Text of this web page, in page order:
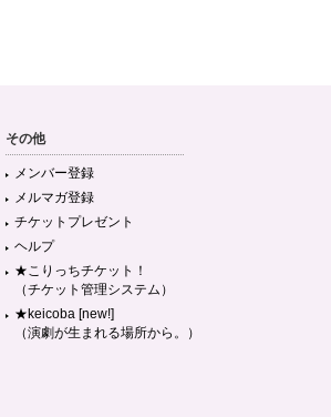
その他
メンバー登録
メルマガ登録
チケットプレゼント
ヘルプ
★こりっちチケット！
（チケット管理システム）
★keicoba [new!]
（演劇が生まれる場所から。）